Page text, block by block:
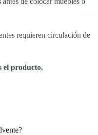
requieren circulación de
el producto.